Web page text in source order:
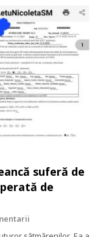
suferă de
de